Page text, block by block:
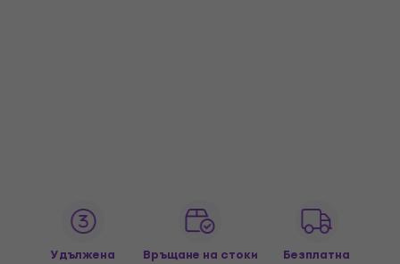
Удължена
Връщане на стоки
Безплатна